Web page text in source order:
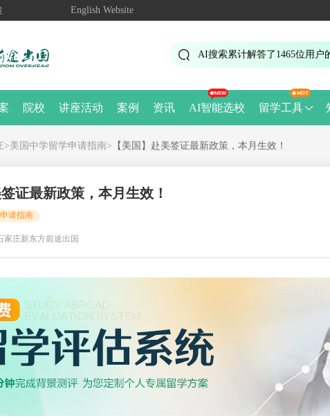
English Website
AI搜索累计解答了 1465位用户
院校 讲座活动 案例 资讯 AI智能选校 留学工具
>美国中学留学申请指南> 【美国】赴美签证最新政策，本月生效！
签证最新政策，本月生效！
申请指南
家庄新东方前途出国